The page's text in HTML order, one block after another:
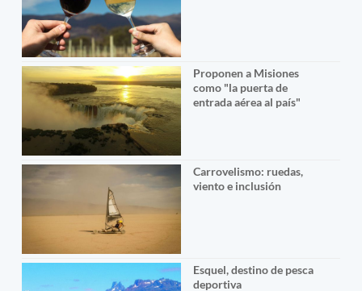
Proponen a Misiones
como "la puerta de
entrada aérea al país"
Carrovelismo: ruedas,
viento e inclusión
Esquel, destino de pesca
deportiva